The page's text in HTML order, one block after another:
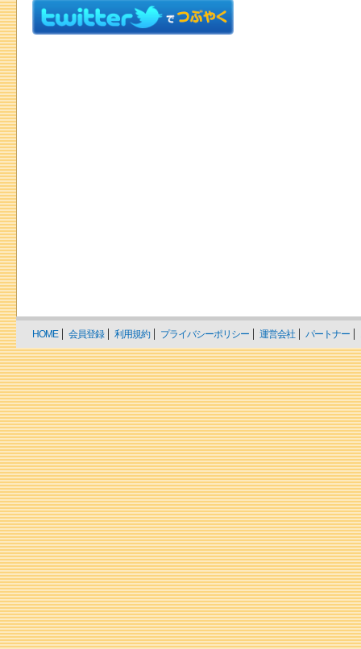
HOME 会員登録 利用規約 プライバシーポリシー 運営会社 パートナー